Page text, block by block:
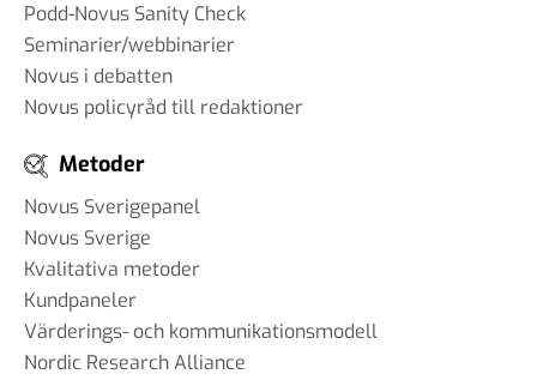
Podd-Novus Sanity Check
Seminarier/webbinarier
Novus i debatten
Novus policyråd till redaktioner
Metoder
Novus Sverigepanel
Novus Sverige
Kvalitativa metoder
Kundpaneler
Värderings- och kommunikationsmodell
Nordic Research Alliance